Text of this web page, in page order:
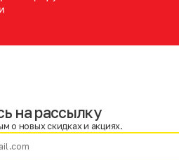
Фамилия
на рассылку
о новых скидках и акциях.